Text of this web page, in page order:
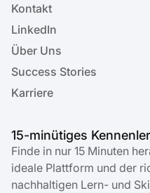
15-minütiges
Finde in nur 15 Minuten
ideale Plattform und der
nachhaltigen Lern- und
Kontakt
LinkedIn
Über Uns
Success Stories
Karriere